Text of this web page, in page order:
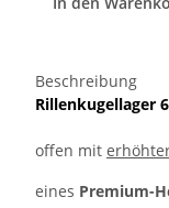
Beschreibung
Rillenkugellager
offen mit
eines Premium-